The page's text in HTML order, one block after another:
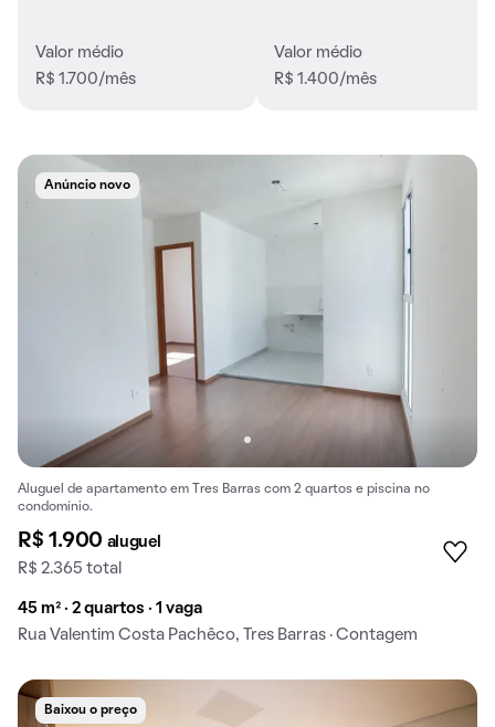
Valor médio
R$ 1.700/mês
Valor médio
R$ 1.400/mês
Anúncio novo
Aluguel de apartamento em Tres Barras com 2 quartos e piscina no
condomínio.
R$ 1.900 aluguel
R$ 2.365 total
45 m² · 2 quartos · 1 vaga
Rua Valentim Costa Pachêco, Tres Barras · Contagem
Baixou o preço